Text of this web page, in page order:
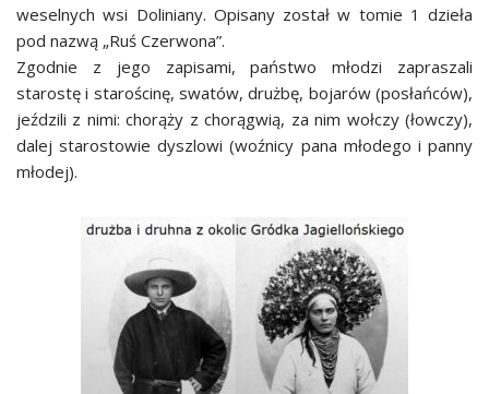
weselnych wsi Doliniany. Opisany został w tomie 1 dzieła
pod nazwą „Ruś Czerwona”.
Zgodnie z jego zapisami, państwo młodzi zapraszali
starostę i starościnę, swatów, drużbę, bojarów (posłańców),
jeździli z nimi: chorąży z chorągwią, za nim wołczy (łowczy),
dalej starostowie dyszlowi (woźnicy pana młodego i panny
młodej).